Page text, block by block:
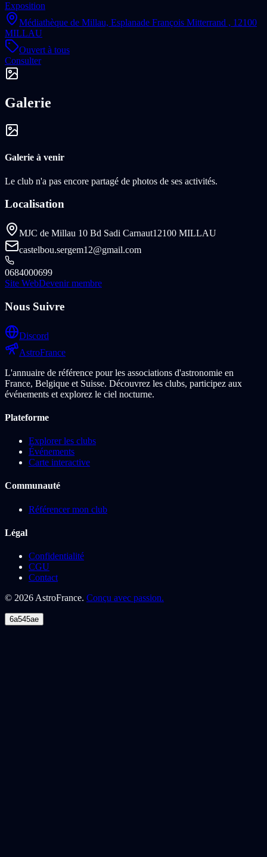
Exposition
Médiathèque de Millau, Esplanade François Mitterrand , 12100
MILLAU
Ouvert à tous
Consulter
Galerie
Galerie à venir
Le club n'a pas encore partagé de photos de ses activités.
Localisation
MJC de Millau 10 Bd Sadi Carnaut12100 MILLAU
castelbou.sergem12@gmail.com
0684000699
Site WebDevenir membre
Nous Suivre
Discord
AstroFrance
L'annuaire de référence pour les associations d'astronomie en
France, Belgique et Suisse. Découvrez les clubs, participez aux
événements et explorez le ciel nocturne.
Plateforme
Explorer les clubs
Événements
Carte interactive
Communauté
Référencer mon club
Légal
Confidentialité
CGU
Contact
© 2026 AstroFrance. Conçu avec passion.
6a545ae